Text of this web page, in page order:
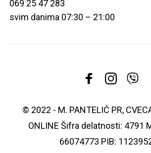
069 25 47 283
svim danima 07:30 – 21:00
© 2022 - M. PANTELIĆ PR,
ONLINE Šifra delatnosti: 4791
66074773 PIB: